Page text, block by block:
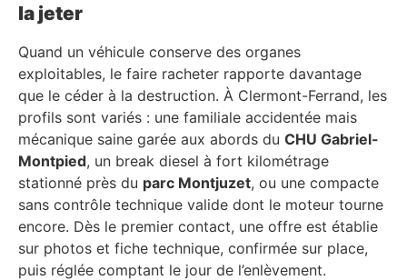
la jeter
Quand un véhicule conserve des organes
exploitables, le faire racheter rapporte davantage
que le céder à la destruction. À Clermont-Ferrand, les
profils sont variés : une familiale accidentée mais
mécanique saine garée aux abords du CHU Gabriel-
Montpied, un break diesel à fort kilométrage
stationné près du parc Montjuzet, ou une compacte
sans contrôle technique valide dont le moteur tourne
encore. Dès le premier contact, une offre est établie
sur photos et fiche technique, confirmée sur place,
puis réglée comptant le jour de l’enlèvement.